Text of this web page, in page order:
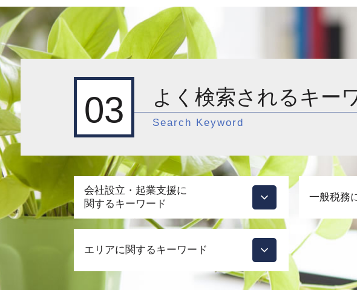
03 よく検索されるキー
Search Keyword
会社設立・起業支援に
関するキーワード
会社設立 メリット
一般税務
法
税
節
節税
エリアに関するキーワード